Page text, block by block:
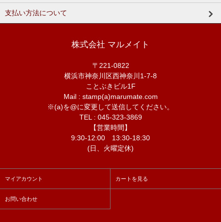
支払い方法について
株式会社 マルメイト
〒221-0822
横浜市神奈川区西神奈川1-7-8
ことぶきビル1F
Mail : stamp(a)marumate.com
※(a)を@に変更して送信してください。
TEL : 045-323-3869
【営業時間】
9:30-12:00 13:30-18:30
(日、火曜定休)
マイアカウント カートを見る
お問い合わせ